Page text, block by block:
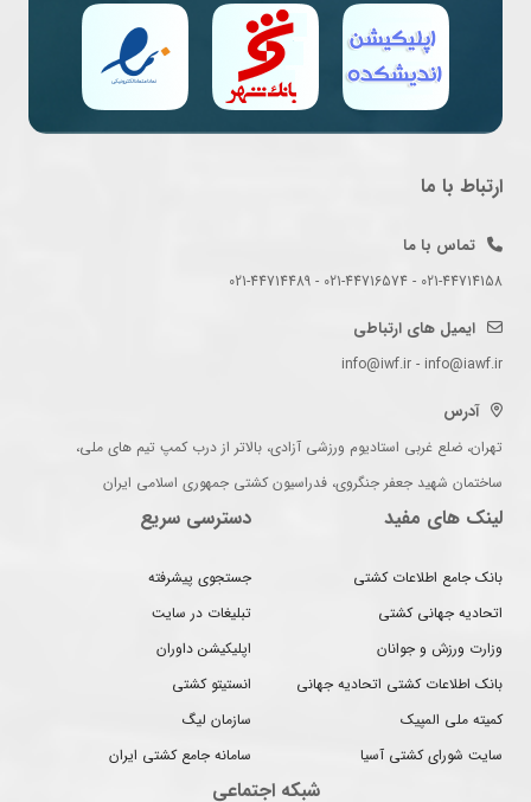
ارتباط با ما
تماس با ما
021-44714158 - 021-44716574 - 021-44714489
ایمیل های ارتباطی
info@iwf.ir - info@iawf.ir
آدرس
تهران، ضلع غربی استادیوم ورزشی آزادی، بالاتر از درب کمپ تیم های ملی،
ساختمان شهید جعفر جنگروی، فدراسیون کشتی جمهوری اسلامی ایران
لینک های مفید
بانک جامع اطلاعات کشتی
اتحادیه جهانی کشتی
وزارت ورزش و جوانان
بانک اطلاعات کشتی اتحادیه جهانی
کمیته ملی المپیک
سایت شورای کشتی آسیا
دسترسی سریع
جستجوی پیشرفته
تبلیغات در سایت
اپلیکیشن داوران
انستیتو کشتی
سازمان لیگ
سامانه جامع کشتی ایران
شبکه اجتماعی